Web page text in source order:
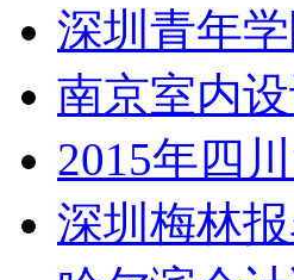
深圳青年
南京室内
2015年四
深圳梅林